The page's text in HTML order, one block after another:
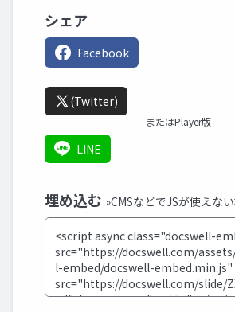
シェア
Facebook
(Twitter)
またはPlayer版
LINE
埋め込む »CMSなどでJSが使えな